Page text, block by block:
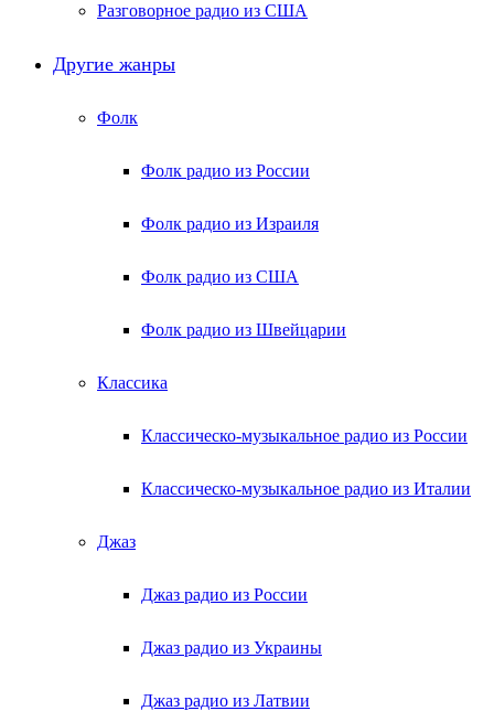
Разговорное радио из США
Другие жанры
Фолк
Фолк радио из России
Фолк радио из Израиля
Фолк радио из США
Фолк радио из Швейцарии
Классика
Классическо-музыкальное радио из России
Классическо-музыкальное радио из Италии
Джаз
Джаз радио из России
Джаз радио из Украины
Джаз радио из Латвии